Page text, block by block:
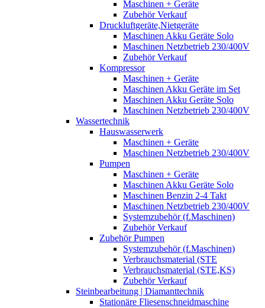
Maschinen + Geräte
Zubehör Verkauf
Druckluftgeräte,Nietgeräte
Maschinen Akku Geräte Solo
Maschinen Netzbetrieb 230/400V
Zubehör Verkauf
Kompressor
Maschinen + Geräte
Maschinen Akku Geräte im Set
Maschinen Akku Geräte Solo
Maschinen Netzbetrieb 230/400V
Wassertechnik
Hauswasserwerk
Maschinen + Geräte
Maschinen Netzbetrieb 230/400V
Pumpen
Maschinen + Geräte
Maschinen Akku Geräte Solo
Maschinen Benzin 2-4 Takt
Maschinen Netzbetrieb 230/400V
Systemzubehör (f.Maschinen)
Zubehör Verkauf
Zubehör Pumpen
Systemzubehör (f.Maschinen)
Verbrauchsmaterial (STE
Verbrauchsmaterial (STE,KS)
Zubehör Verkauf
Steinbearbeitung | Diamanttechnik
Stationäre Fliesenschneidmaschine